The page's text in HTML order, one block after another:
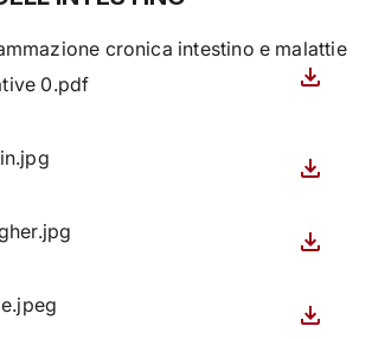
cronica intestino e malattie
0.pdf